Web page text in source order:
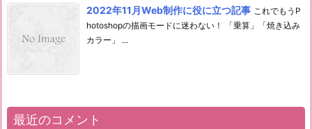
2022年11月Web制作に役に立つ記事 これでもうP
hotoshopの描画モードに迷わない！ 「乗算」「焼き込み
カラー」 ...
最近のコメント